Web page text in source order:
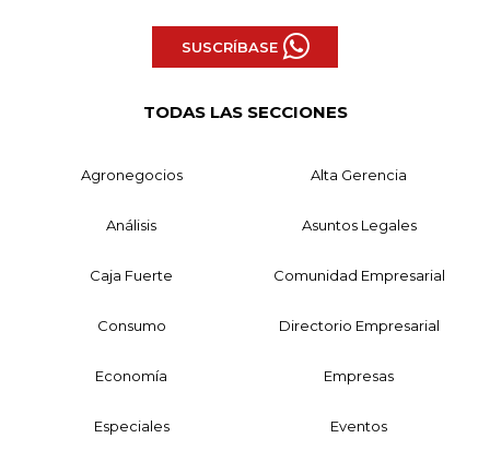
SUSCRÍBASE
TODAS LAS SECCIONES
Agronegocios Alta Gerencia
Análisis Asuntos Legales
Caja Fuerte Comunidad Empresarial
Consumo Directorio Empresarial
Economía Empresas
Especiales Eventos